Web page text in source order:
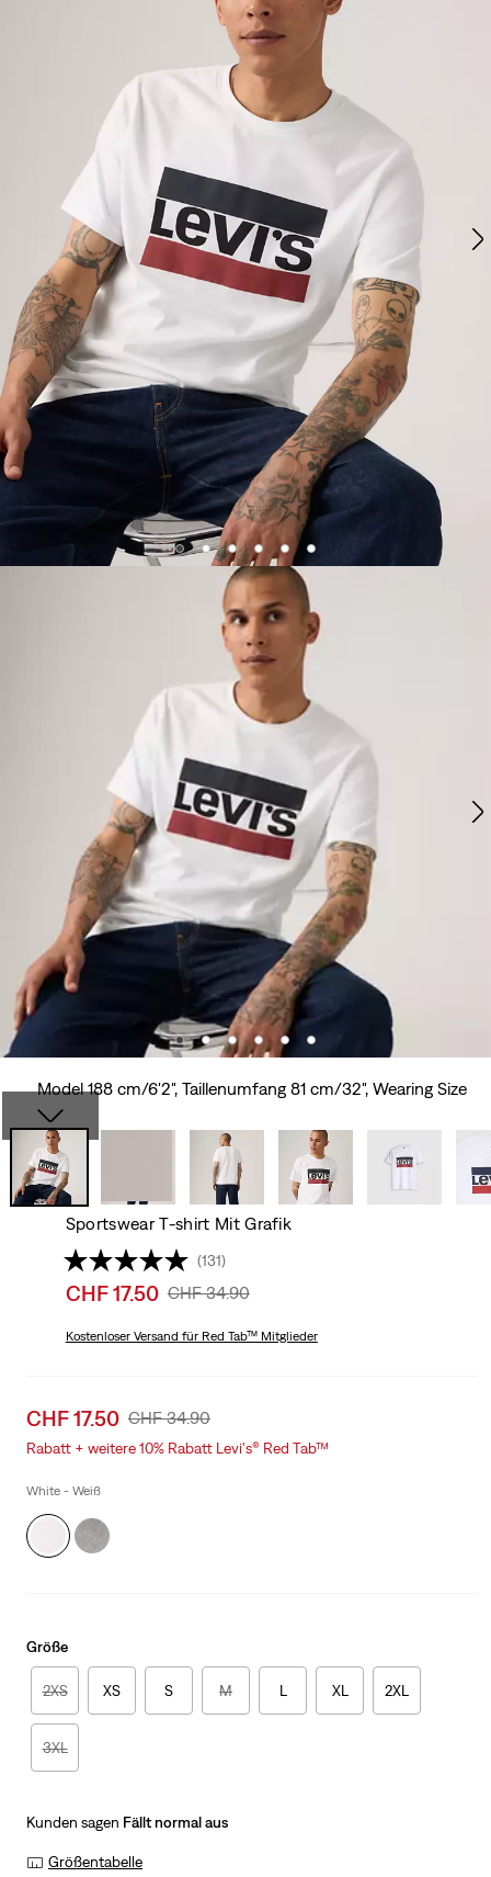
Model 188 cm/6'2", Taillenumfang 81 cm/32", Wearing Size
Sportswear T-shirt Mit Grafik
(131)
Sale
is
CHF 17.50 Original
Was
CHF 34.90
Kostenloser Versand für Red Tab™ Mitglieder
Sale
price
CHF 17.50 Original
Price
CHF 34.90
Rabatt + weitere 10% Rabatt Levi's® Red Tab™
White - Weiß
Größe
2XS XS S M L XL 2XL
3XL
Kunden sagen Fällt normal aus
Größentabelle